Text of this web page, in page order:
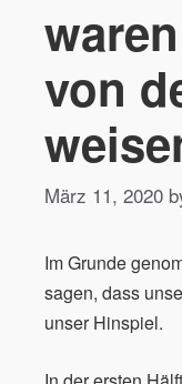
von
März 11, 2020
Im Grunde
sagen, dass
unser Hinspiel.